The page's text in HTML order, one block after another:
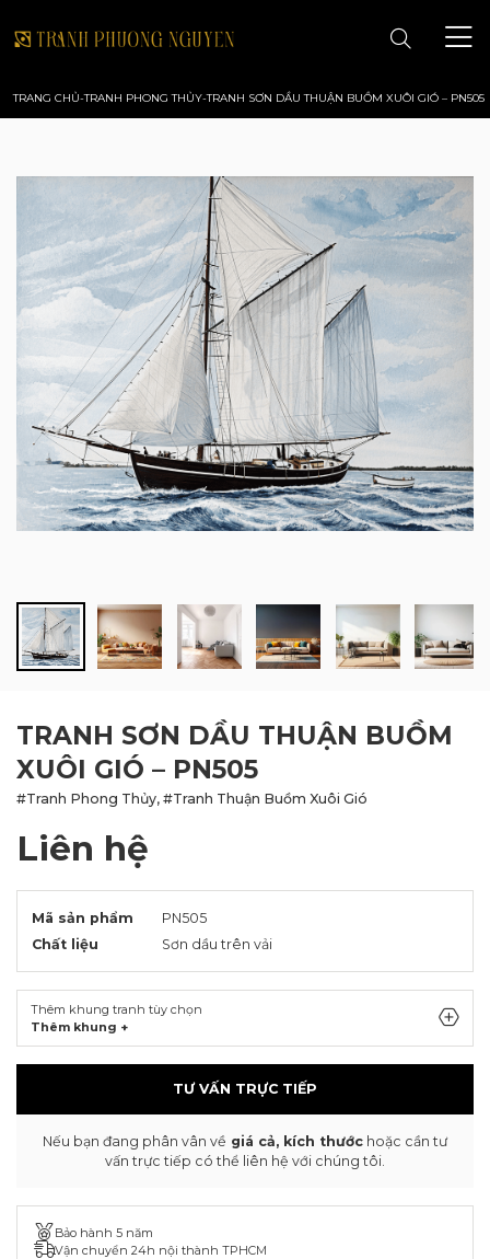
GIỚI THIỆU
TRANH PHONG CẢNH
TRANH PHONG THỦY
TRANH HOA
TRANH SƠN DẦU
BLOG
TRANG CHỦ-TRANH PHONG THỦY-TRANH SƠN DẦU THUẬN BUỒM XUÔI GIÓ – PN505
TRANH SƠN DẦU THUẬN BUỒM
XUÔI GIÓ – PN505
#Tranh Phong Thủy, #Tranh Thuận Buồm Xuôi Gió
Liên hệ
Mã sản phẩm
PN505
Chất liệu
Sơn dầu trên vải
Thêm khung tranh tùy chọn
Thêm khung +
TƯ VẤN TRỰC TIẾP
Nếu bạn đang phân vân về giá cả, kích thước hoặc cần tư
vấn trực tiếp có thể liên hệ với chúng tôi.
Bảo hành 5 năm
Vận chuyển 24h nội thành TPHCM